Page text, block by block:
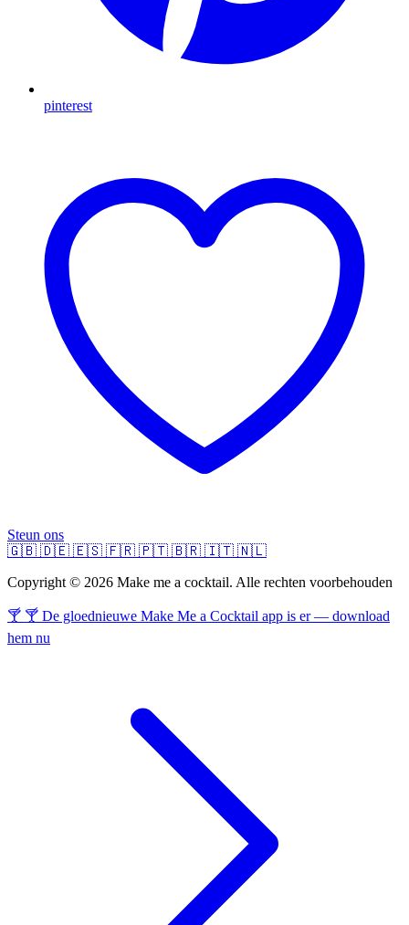
pinterest
Steun ons
🇬🇧 🇩🇪 🇪🇸 🇫🇷 🇵🇹 🇧🇷 🇮🇹 🇳🇱
Copyright © 2026 Make me a cocktail. Alle rechten voorbehouden
🍸 🍸 De gloednieuwe Make Me a Cocktail app is er — download
hem nu